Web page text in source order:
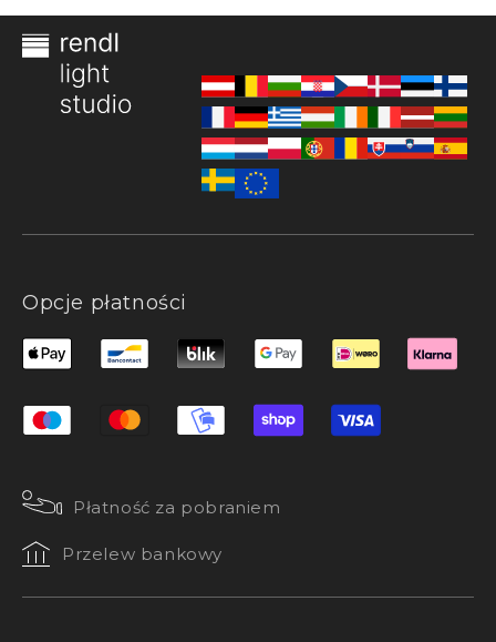
Opcje płatności
Płatność za pobraniem
Przelew bankowy